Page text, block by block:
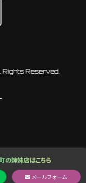
の姉妹店はこちら
メールフォーム
Reserved.